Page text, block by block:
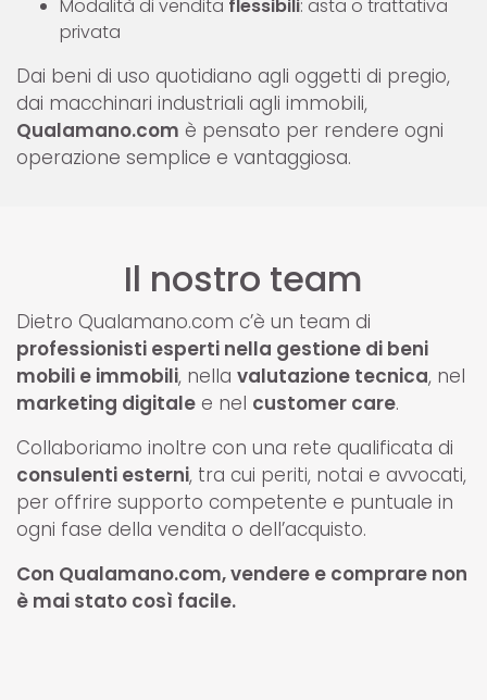
Modalità di vendita flessibili: asta o trattativa
privata
Dai beni di uso quotidiano agli oggetti di pregio,
dai macchinari industriali agli immobili,
Qualamano.com è pensato per rendere ogni
operazione semplice e vantaggiosa.
Il nostro team
Dietro Qualamano.com c’è un team di
professionisti esperti nella gestione di beni
mobili e immobili, nella valutazione tecnica, nel
marketing digitale e nel customer care.
Collaboriamo inoltre con una rete qualificata di
consulenti esterni, tra cui periti, notai e avvocati,
per offrire supporto competente e puntuale in
ogni fase della vendita o dell’acquisto.
Con Qualamano.com, vendere e comprare non
è mai stato così facile.